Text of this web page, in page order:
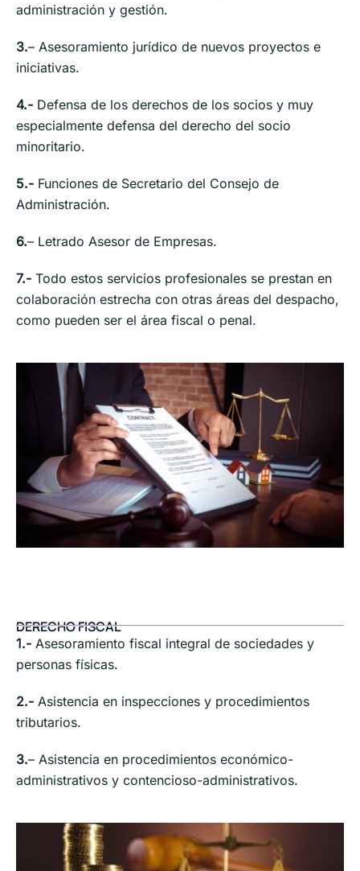
administración y gestión.
3.– Asesoramiento jurídico de nuevos proyectos e
iniciativas.
4.- Defensa de los derechos de los socios y muy
especialmente defensa del derecho del socio
minoritario.
5.- Funciones de Secretario del Consejo de
Administración.
6.– Letrado Asesor de Empresas.
7.- Todo estos servicios profesionales se prestan en
colaboración estrecha con otras áreas del despacho,
como pueden ser el área fiscal o penal.
DERECHO FISCAL
1.- Asesoramiento fiscal integral de sociedades y
personas físicas.
2.- Asistencia en inspecciones y procedimientos
tributarios.
3.– Asistencia en procedimientos económico-
administrativos y contencioso-administrativos.